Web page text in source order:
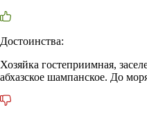
Достоинства:
Хозяйка гостеприимная,
абхазское шампанское. До